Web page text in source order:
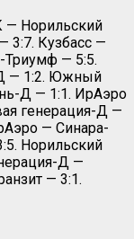
Норильский
3:7. Кузбасс —
Триумф — 5:5.
— 1:2. Южный
Д — 1:1. ИрАэро
генерация-Д —
— Синара-
Норильский
Д —
— 3:1.